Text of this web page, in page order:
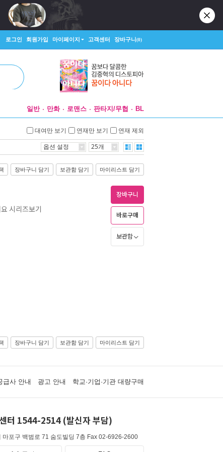
로그인 회원가입 마이페이지 고객센터 장바구니(0)
일반 만화 로맨스 판타지/무협 BL
대여만 보기 연재만 보기 연재 제외
옵션 설정 25개
장바구니 담기 보관함 담기 마이리스트 담기
시리즈보기
장바구니
바로구매
보관함
장바구니 담기 보관함 담기 마이리스트 담기
급사 안내 광고 안내 학교·기업·기관 대량구매
터 1544-2514 (발신자 부담)
마포구 백범로 71 숨도빌딩 7층 Fax 02-6926-2600